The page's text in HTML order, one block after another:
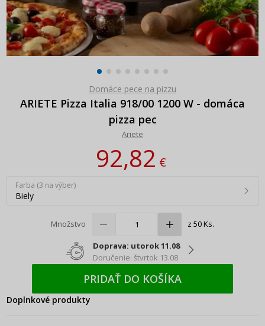
Domáce pece na pizzu
ARIETE Pizza Italia 918/00 1200 W - domáca
pizza pec
Ariete
92,82€
Farba (3 na výber)
Biely
Množstvo z 50 Ks.
Doprava: utorok 11.08
Doručenie: štvrtok 13.08
PRIDAŤ DO KOŠÍKA
Doplnkové produkty